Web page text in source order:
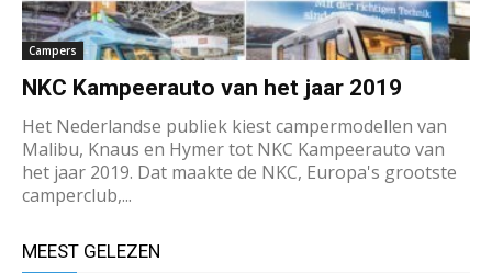
Campers
NKC Kampeerauto van het jaar 2019
Het Nederlandse publiek kiest campermodellen van
Malibu, Knaus en Hymer tot NKC Kampeerauto van
het jaar 2019. Dat maakte de NKC, Europa's grootste
camperclub,...
MEEST GELEZEN